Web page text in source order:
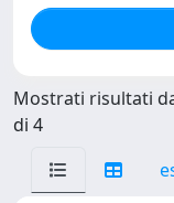
Mostrati risultati
di 4